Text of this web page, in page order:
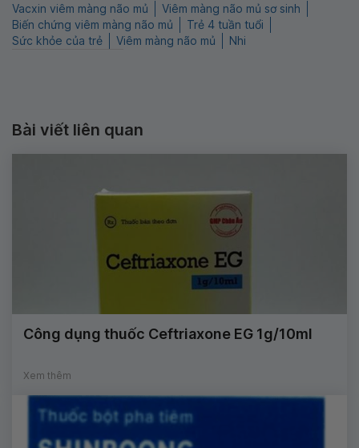
Vacxin viêm màng não mủ
Viêm màng não mủ sơ sinh
Biến chứng viêm màng não mủ
Trẻ 4 tuần tuổi
Sức khỏe của trẻ
Viêm màng não mủ Nhi
Bài viết liên quan
Công dụng thuốc Ceftriaxone EG 1g/10ml
Xem thêm